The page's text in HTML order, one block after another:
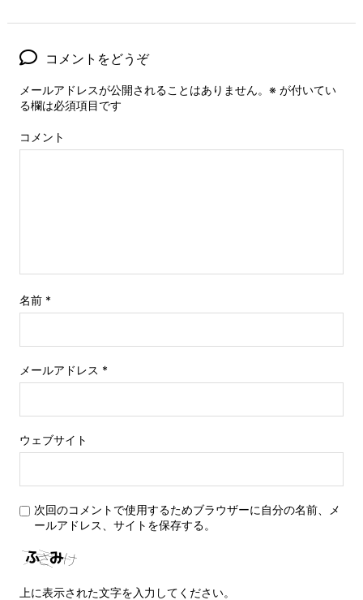
コメントをどうぞ
メールアドレスが公開されることはありません。 ※ が付いてい
る欄は必須項目です
コメント
名前 *
メールアドレス *
ウェブサイト
次回のコメントで使用するためブラウザーに自分の名前、メ
ールアドレス、サイトを保存する。
上に表示された文字を入力してください。